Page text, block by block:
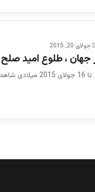
جولای 20, 2015
، طلوع امید